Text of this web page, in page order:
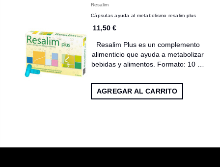
Resalim
Cápsulas ayuda al metabolismo resalim plus
11,50 €
Resalim Plus es un complemento
alimenticio que ayuda a metabolizar
bebidas y alimentos. Formato: 10 …
AGREGAR AL CARRITO